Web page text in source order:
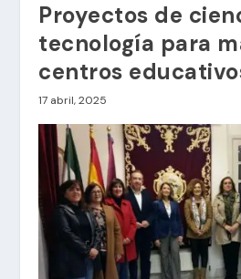
Proyectos de
tecnología para
centros
17 abril, 2025